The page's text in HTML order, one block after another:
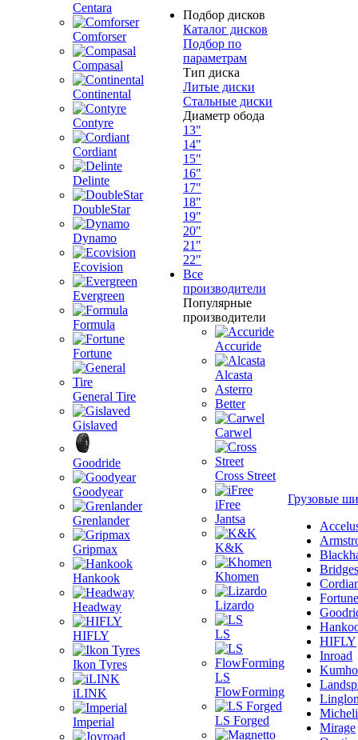
Centara
Comforser
Compasal
Continental
Contyre
Cordiant
Delinte
DoubleStar
Dynamo
Ecovision
Evergreen
Formula
Fortune
General Tire
Gislaved
Goodride
Goodyear
Grenlander
Gripmax
Hankook
Headway
HIFLY
Ikon Tyres
iLINK
Imperial
Подбор дисков
Каталог дисков
Подбор по
параметрам
Тип диска
Литые диски
Стальные диски
Диаметр обода
13"
14"
15"
16"
17"
18"
19"
20"
21"
22"
Все
производители
Популярные
производители
Accuride
Alcasta
Asterro
Better
Carwel
Cross Street
iFree
Jantsa
K&K
Khomen
Lizardo
LS
LS
FlowForming
LS Forged
Грузовые
Fortune
HIFLY
Inroad
Kumho
Mirage